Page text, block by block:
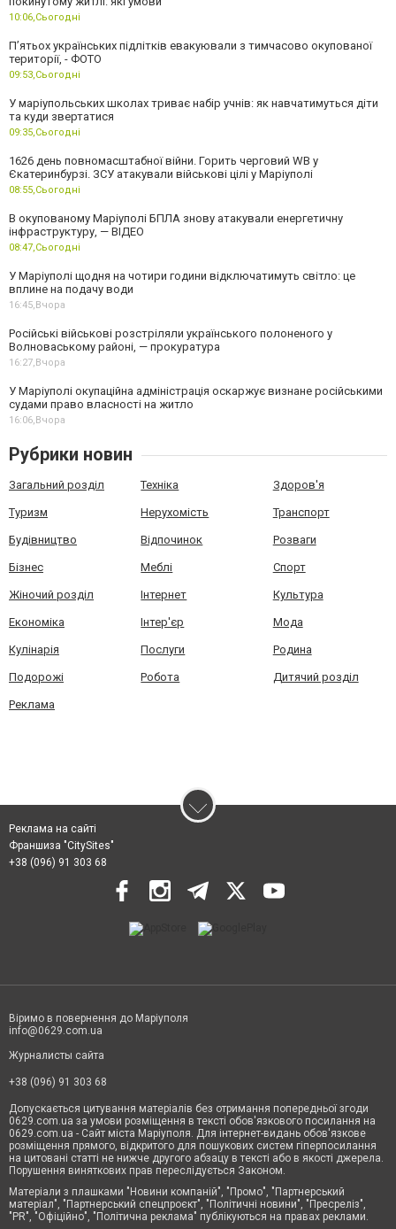
10:06,Сьогодні
П’ятьох українських підлітків евакуювали з тимчасово окупованої
території, - ФОТО
09:53,Сьогодні
У маріупольських школах триває набір учнів: як навчатимуться діти
та куди звертатися
09:35,Сьогодні
1626 день повномасштабної війни. Горить черговий WB у
Єкатеринбурзі. ЗСУ атакували військові цілі у Маріуполі
08:55,Сьогодні
В окупованому Маріуполі БПЛА знову атакували енергетичну
інфраструктуру, — ВІДЕО
08:47,Сьогодні
У Маріуполі щодня на чотири години відключатимуть світло: це
вплине на подачу води
16:45,Вчора
Російські військові розстріляли українського полоненого у
Волноваському районі, — прокуратура
16:27,Вчора
У Маріуполі окупаційна адміністрація оскаржує визнане російськими
судами право власності на житло
16:06,Вчора
Рубрики новин
Загальний розділ Техніка Здоров'я
Туризм Нерухомість Транспорт
Будівництво Відпочинок Розваги
Бізнес Меблі Спорт
Жіночий розділ Інтернет Культура
Економіка Інтер'єр Мода
Кулінарія Послуги Родина
Подорожі Робота Дитячий розділ
Реклама
Реклама на сайті
Франшиза "CitySites"
+38 (096) 91 303 68
Віримо в повернення до Маріуполя
info@0629.com.ua
Журналисты сайта
+38 (096) 91 303 68
Допускається цитування матеріалів без отримання попередньої згоди
0629.com.ua за умови розміщення в тексті обов'язкового посилання на
0629.com.ua - Сайт міста Маріуполя. Для інтернет-видань обов'язкове
розміщення прямого, відкритого для пошукових систем гіперпосилання
на цитовані статті не нижче другого абзацу в тексті або в якості джерела.
Порушення виняткових прав переслідується Законом.
Матеріали з плашками "Новини компаній", "Промо", "Партнерський
матеріал", "Партнерський спецпроєкт", "Політичні новини", "Пресреліз",
"PR", "Офіційно", "Політична реклама" публікуються на правах реклами.